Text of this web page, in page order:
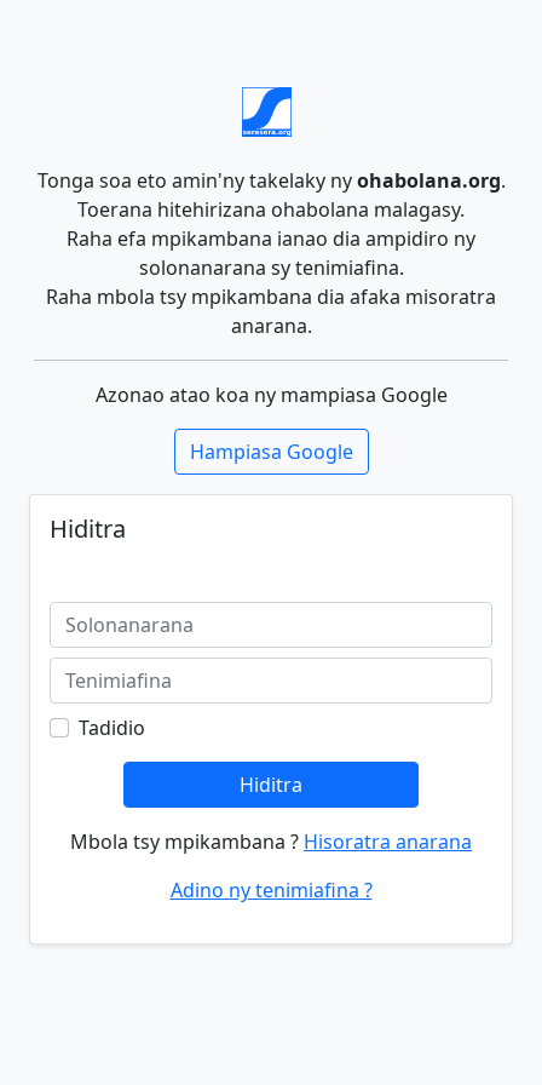
Tonga soa eto amin'ny takelaky nyohabolana.org.
Toerana hitehirizana ohabolana malagasy.
Raha efa mpikambana ianao dia ampidiro ny
solonanarana sy tenimiafina.
Raha mbola tsy mpikambana dia afaka misoratra
anarana.
Azonao atao koa ny mampiasa Google
Hampiasa Google
Hiditra
Tadidio
Hiditra
Mbola tsy mpikambana ? Hisoratra anarana
Adino ny tenimiafina ?